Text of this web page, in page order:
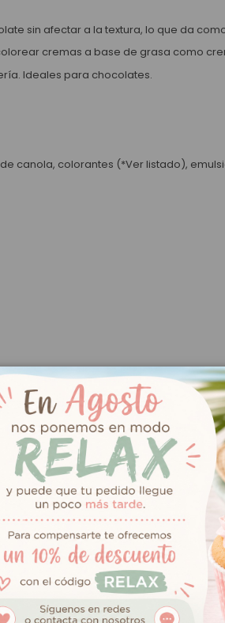
sin afectar a la textura, lo que da
cremas a base de grasa como
Ideales para chocolates.
canola, colorantes (*Ver listado),